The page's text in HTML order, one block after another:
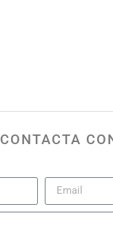
CONTACTA